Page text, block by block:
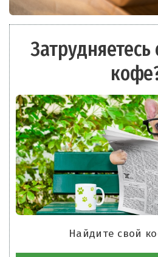
Затрудняетесь с выбором
Найдите свой